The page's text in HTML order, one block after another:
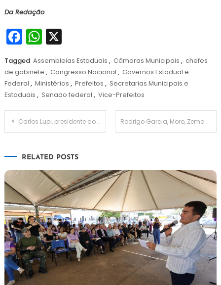
Da Redação
Facebook
WhatsApp
X
Tagged Assembleias Estaduais , Câmaras Municipais , chefes
de gabinete , Congresso Nacional , Governos Estadual e
Federal , Ministérios , Prefeitos , Secretarias Municipais e
Estaduais , Senado federal , Vice-Prefeitos
Navegação
Carlos Lupi, presidente do PDT declara apoio a Lula; Ciro apoia sem citar nome de ex-presidente Rodrigo Garcia, Moro, Zema e Claudio Castro declaram apoio a Bolsonaro no segundo turno
RELATED POSTS